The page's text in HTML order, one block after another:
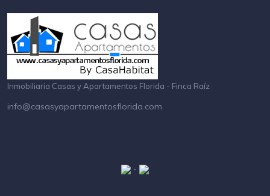
Inmobiliaria Casas y Apartamentos Florida - Finca Raíz
info@casasyapartamentosflorida.com
-